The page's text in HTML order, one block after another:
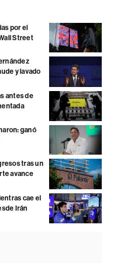
por el
Street
y lavado
antes de
ganó
tras un
avance
cae el
Irán